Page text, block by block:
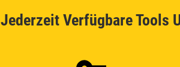
Jederzeit Verfügbare Tools